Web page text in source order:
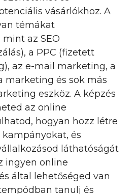
vásárlókhoz. A
témákat
az SEO
a PPC (fizetett
az e-mail marketing, a
marketing és sok más
eszköz. A képzés
az online
hogyan hozz létre
és
láthatóságát
ingyen online
által lehetőséged van
tanulj és